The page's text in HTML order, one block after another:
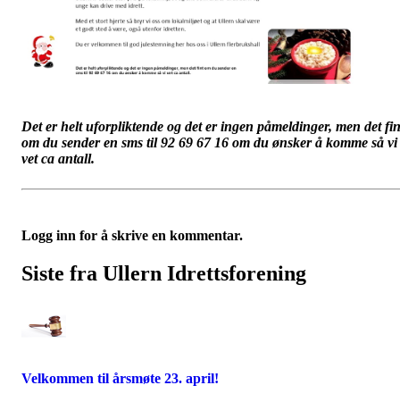
Det er helt uforpliktende og det er ingen påmeldinger, men det
om du sender en sms til 92 69 67 16 om du ønsker å komme så vi
vetca antall.
Logg inn for å skrive en kommentar.
Siste fra Ullern Idrettsforening
Velkommen til årsmøte 23. april!